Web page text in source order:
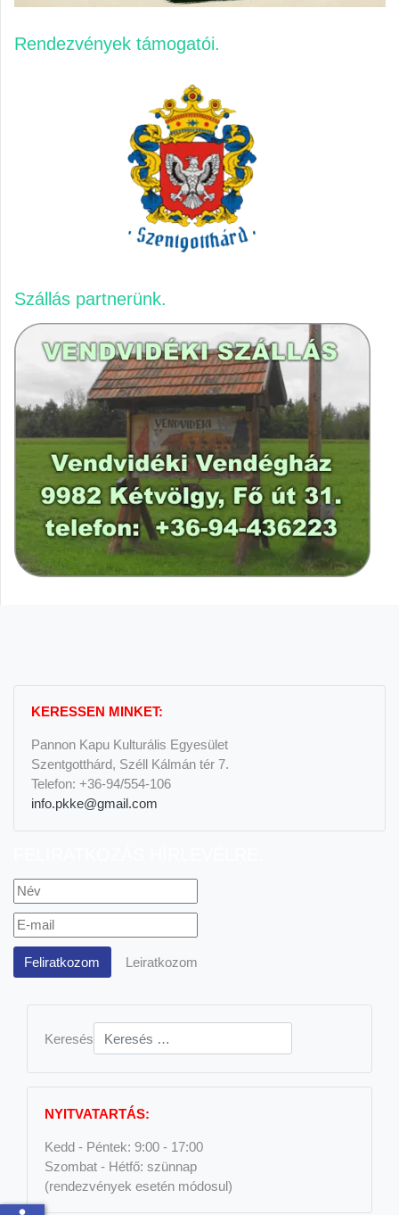
Rendezvények támogatói
Szállás partnerünk
KERESSEN MINKET:
Pannon Kapu Kulturális Egyesület
Szentgotthárd, Széll Kálmán tér 7.
Telefon: +36-94/554-106
info.pkke@gmail.com
Keresés
NYITVATARTÁS:
Kedd - Péntek: 9:00 - 17:00
Szombat - Hétfő: szünnap
(rendezvények esetén módosul)